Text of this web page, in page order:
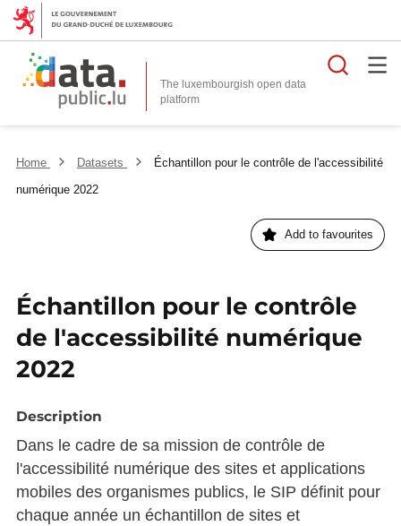
The luxembourgish open data
platform
Home Datasets
Échantillon pour le contrôle de l'accessibilité
numérique 2022
Add to favourites
Échantillon pour le contrôle
de l'accessibilité numérique
2022
Description
Dans le cadre de sa mission de contrôle de
l'accessibilité numérique des sites et applications
mobiles des organismes publics, le SIP définit pour
chaque année un échantillon de sites et